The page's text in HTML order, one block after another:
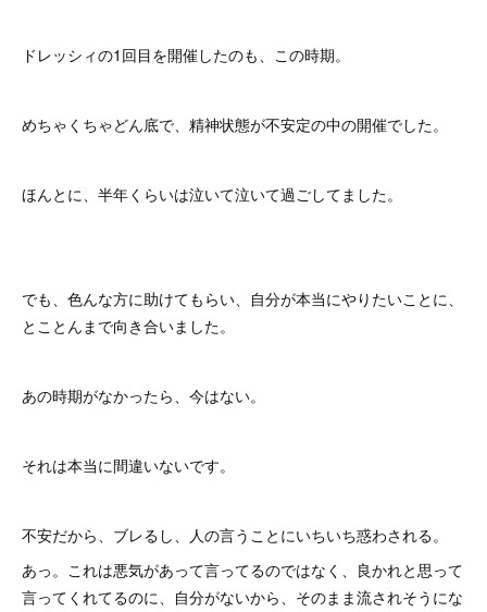
ドレッシィの1回目を開催したのも、この時期。
めちゃくちゃどん底で、精神状態が不安定の中の開催でした。
ほんとに、半年くらいは泣いて泣いて過ごしてました。
でも、色んな方に助けてもらい、自分が本当にやりたいことに、
とことんまで向き合いました。
あの時期がなかったら、今はない。
それは本当に間違いないです。
不安だから、ブレるし、人の言うことにいちいち惑わされる。
あっ。これは悪気があって言ってるのではなく、良かれと思って
言ってくれてるのに、自分がないから、そのまま流されそうにな